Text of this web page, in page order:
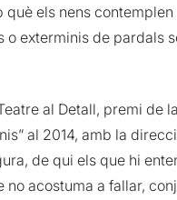
què els nens contemplen
o exterminis de pardals
al Detall, premi de
al 2014, amb la
de qui els que hi
no acostuma a fallar,